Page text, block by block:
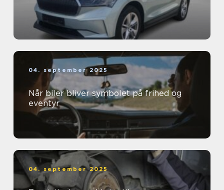
04. september 2025
Når biler bliver symbolet på frihed og
eventyr
04. september 2025